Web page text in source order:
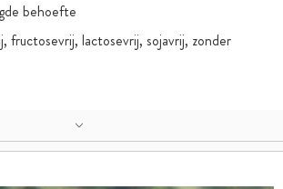
behoefte
fructosevrij, lactosevrij, sojavrij, zonder